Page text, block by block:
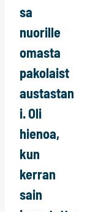
sa
nuorille
omasta
pakolaist
austastan
i. Oli
hienoa,
kun
kerran
sain